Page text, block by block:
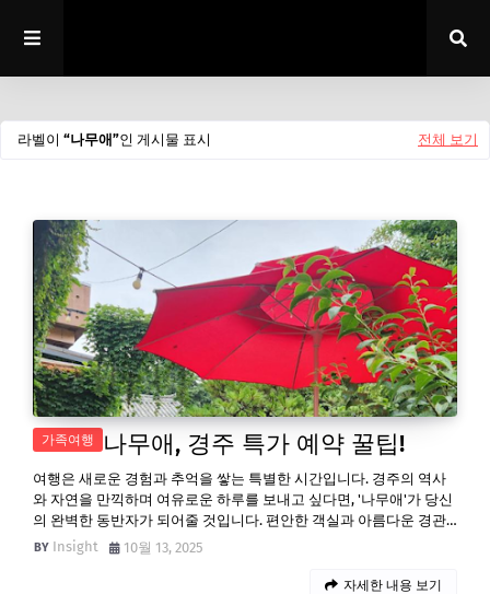
라벨이 나무애 인 게시물 표시 전체 보기
가족여행 나무애, 경주 특가 예약 꿀팁!
여행은 새로운 경험과 추억을 쌓는 특별한 시간입니다. 경주의 역사
와 자연을 만끽하며 여유로운 하루를 보내고 싶다면, '나무애'가 당신
의 완벽한 동반자가 되어줄 것입니다. 편안한 객실과 아름다운 경관…
Insight
10월 13, 2025
자세한 내용 보기